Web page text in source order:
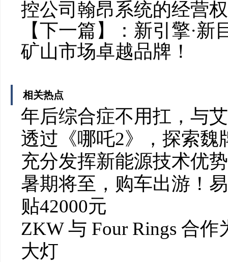
控公司翰昂系统的经营权
【下一篇】： 新引擎·新
矿山市场卓越品牌！
相关热点
年后综合症不用扛，与
透过《哪吒2》，探索魏
充分发挥新能源技术优
暑期将至，购车出游！
贴42000元
ZKW 与 Four Rings 合
大灯